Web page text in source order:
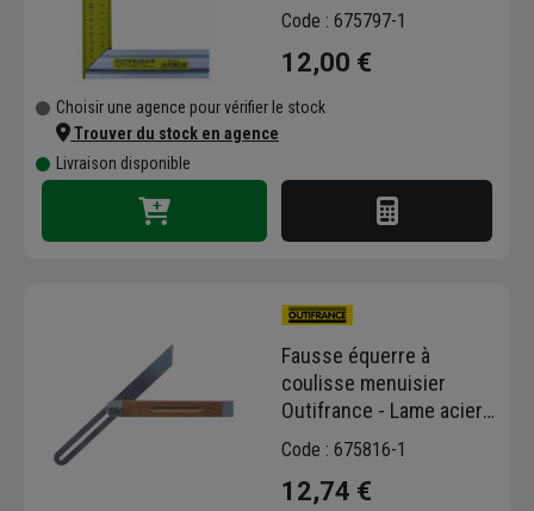
Code : 675797-1
12,00 €
Choisir une agence pour vérifier le stock
Trouver du stock en agence
Livraison disponible
Fausse équerre à
coulisse menuisier
Outifrance - Lame acier
250 mm - Talon bois
Code : 675816-1
12,74 €